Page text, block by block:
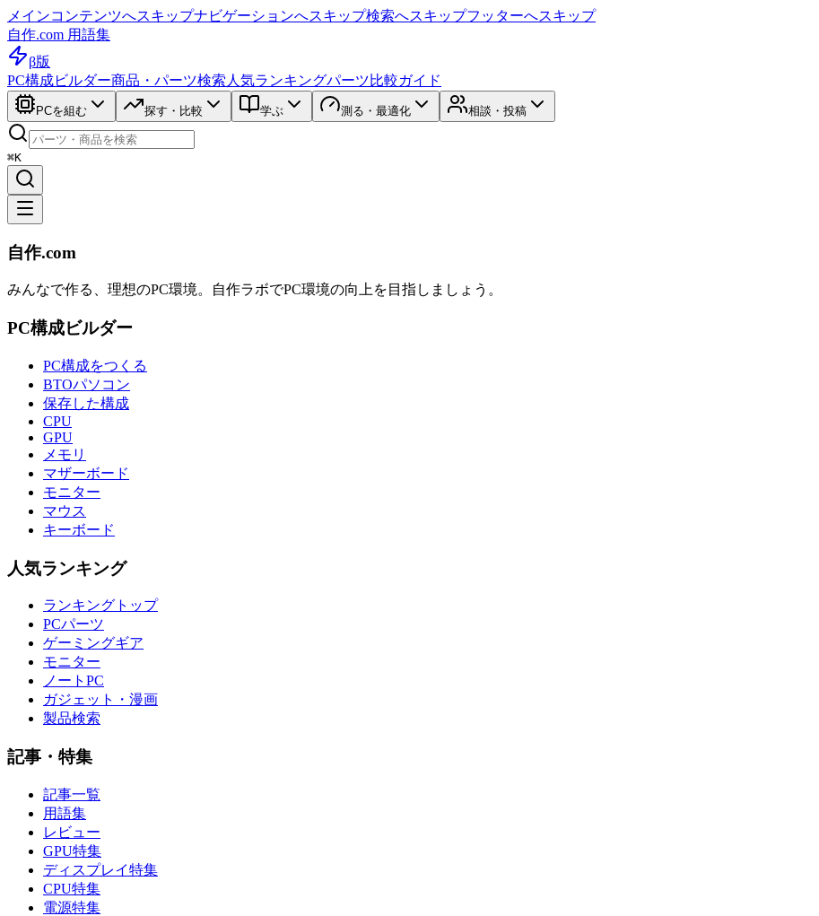
メインコンテンツへスキップナビゲーションへスキップ検索へスキップフッターへスキップ
自作.com 用語集
β版
PC構成ビルダー商品・パーツ検索 人気ランキングパーツ比較ガイド
PCを組む 探す・比較 学ぶ 測る・最適化 相談・投稿
⌘K
自作.com
みんなで作る、理想のPC環境。 自作ラボでPC環境の向上を目指しましょう。
PC構成ビルダー
PC構成をつくる
BTOパソコン
保存した構成
CPU
GPU
メモリ
マザーボード
モニター
マウス
キーボード
人気ランキング
ランキングトップ
PCパーツ
ゲーミングギア
モニター
ノートPC
ガジェット・漫画
製品検索
記事・特集
記事一覧
用語集
レビュー
GPU特集
ディスプレイ特集
CPU特集
電源特集